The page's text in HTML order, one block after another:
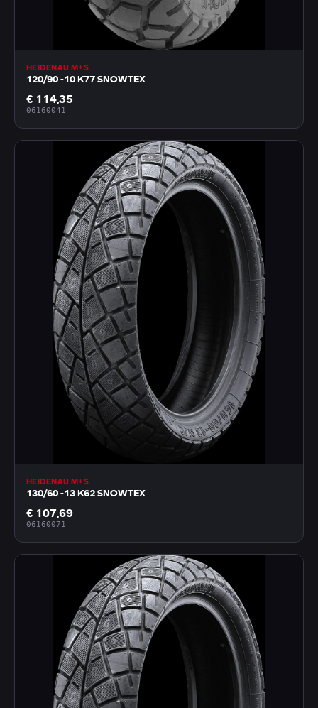
HEIDENAU M+S
120/90 -10 K77 SNOWTEX
€ 114,35
06160041
HEIDENAU M+S
130/60 -13 K62 SNOWTEX
€ 107,69
06160071